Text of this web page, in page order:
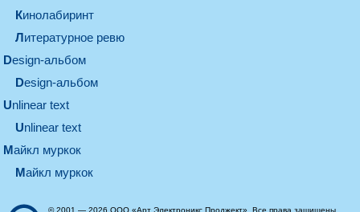
кинолабиринт
литературное ревю
design-альбом
design-альбом
unlinear text
Unlinear text
майкл муркок
майкл муркок
© 2001 — 2026 ООО «Арт Электроникс Проджект». Все права защищены.